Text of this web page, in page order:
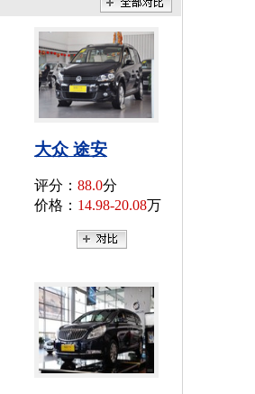
大众 途安
评分： 88.0分
价格： 14.98-20.08万